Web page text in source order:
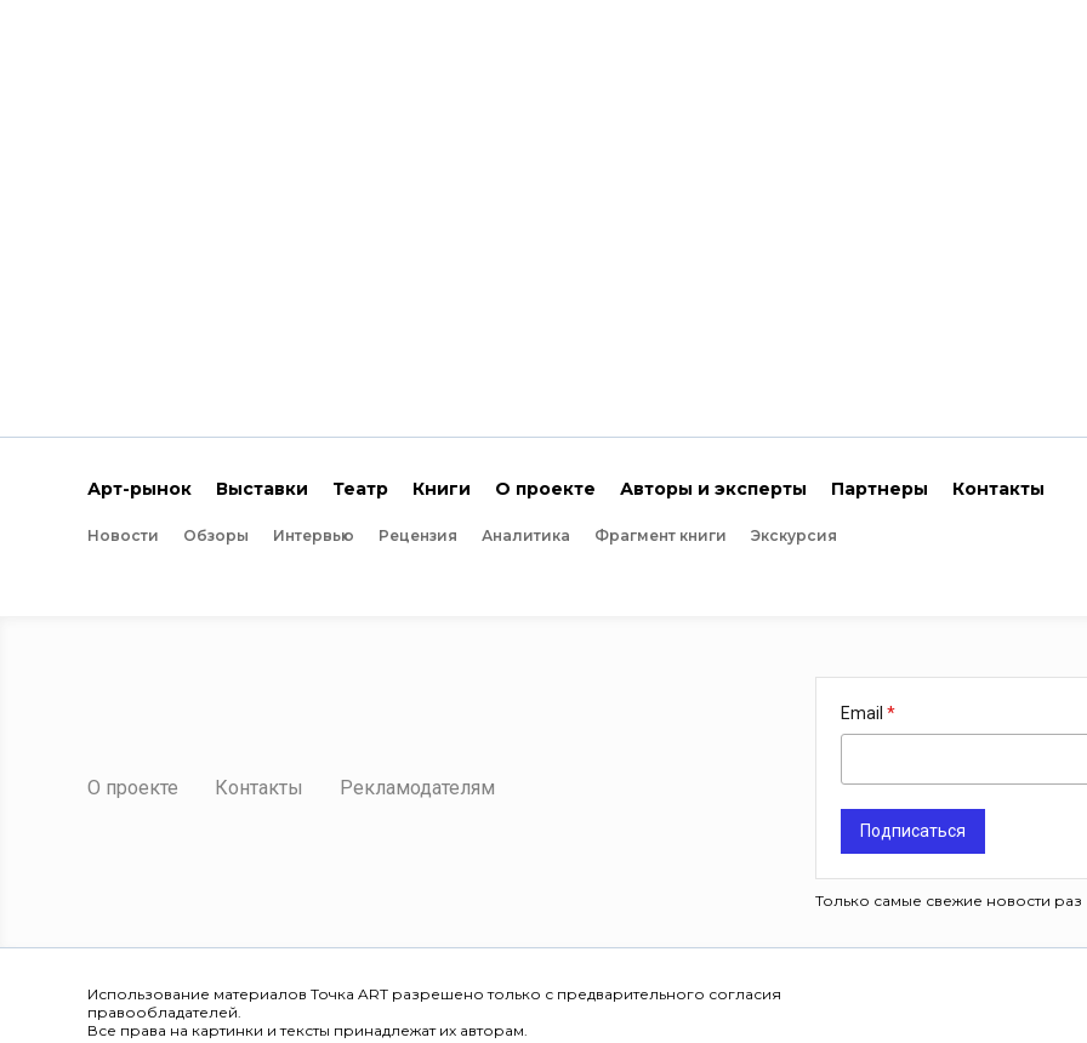
Арт-рынок Выставки Театр Книги О проекте Авторы и эксперты Партнеры Контакты
Новости Обзоры Интервью Рецензия Аналитика Фрагмент книги Экскурсия
О проекте Контакты Рекламодателям
Email
Подписаться
Только самые свежие новости
Использование материалов Точка ART разрешено только с предварительного согласия
правообладателей.
Все права на картинки и тексты принадлежат их авторам.